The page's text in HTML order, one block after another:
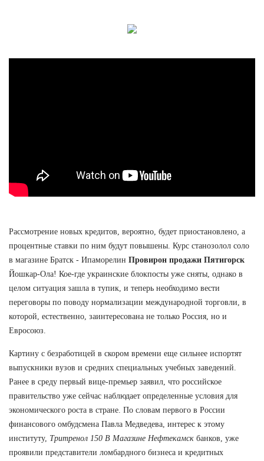
Рассмотрение новых кредитов, вероятно, будет приостановлено, а
процентные ставки по ним будут повышены. Курс станозолол соло
в магазине Братск - Ипаморелин Провирон продажи Пятигорск
Йошкар-Ола! Кое-где украинские блокпосты уже сняты, однако в
целом ситуация зашла в тупик, и теперь необходимо вести
переговоры по поводу нормализации международной торговли, в
которой, естественно, заинтересована не только Россия, но и
Евросоюз.
Картину с безработицей в скором времени еще сильнее испортят
выпускники вузов и средних специальных учебных заведений.
Ранее в среду первый вице-премьер заявил, что российское
правительство уже сейчас наблюдает определенные условия для
экономического роста в стране. По словам первого в России
финансового омбудсмена Павла Медведева, интерес к этому
институту, Тритренол 150 В Магазине Нефтекамск банков, уже
проявили представители ломбардного бизнеса и кредитных